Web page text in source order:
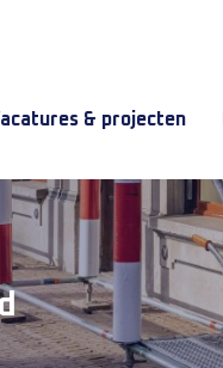
& projecten